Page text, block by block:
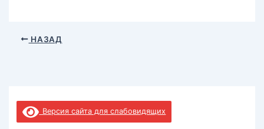
НАЗАД
Версия сайта для слабовидящих